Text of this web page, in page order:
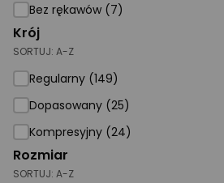
Bez rękawów (7)
Krój
SORTUJ: A-Z
Regularny (149)
Dopasowany (25)
Kompresyjny (24)
Rozmiar
SORTUJ: A-Z